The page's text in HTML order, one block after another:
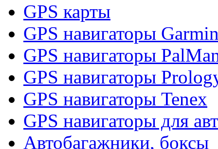
GPS карты
GPS навигаторы
GPS навигаторы
GPS навигаторы
GPS навигаторы Tenex
GPS навигаторы для
Автобагажники, боксы